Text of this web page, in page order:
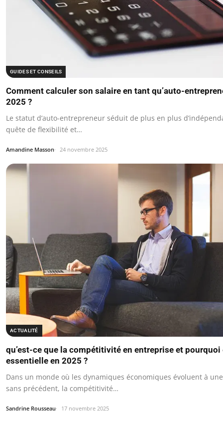
GUIDES ET CONSEILS
Comment calculer son salaire en tant qu’auto-
2025 ?
Le statut d’auto-entrepreneur séduit de plus en plus
quête de flexibilité et…
Amandine Masson 24 novembre 2025
ACTUALITÉ
qu’est-ce que la compétitivité en entreprise et
essentielle en 2025 ?
Dans un monde où les dynamiques économiques évoluent à
sans précédent, la compétitivité…
Sandrine Rousseau 17 novembre 2025